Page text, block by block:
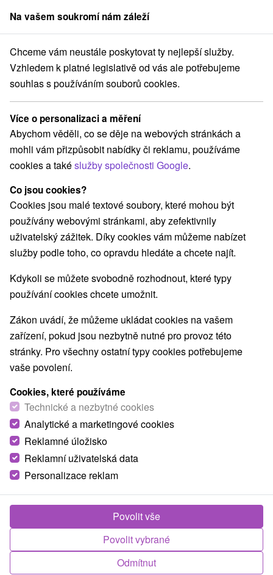
člen skupinySorger
Apartmány Východné Slovensko Košický kraj Košice - Juh
Apartmány Košice - Juh
Kategorie
Všechny kategorie
Hotely na Slovensku (1)
Apartmány(2) Penzióny(1) Ubytovne(1)
Vyberte lokalitu nebo termín
VŠECHNY NEJLEVNĚJŠÍ NEJDRAŽŠÍ PODLE
Apartmány Kukučín Košice - Juh
Luxusné ubytovanie len pár ulíc od historického centra
Košíc. Hostia si môžu zarezervovať 6...
Na vašem soukromí nám záleží
Chceme vám neustále poskytovat ty nejlepší služby.
Vzhledem k platné legislativě od vás ale potřebujeme
souhlas s používáním souborů cookies.
Více o personalizaci a měření
Abychom věděli, co se děje na webových stránkách a
mohli vám přizpůsobit nabídky či reklamu, používáme
cookies a takéslužby společnosti Google.
Co jsou cookies?
Cookies jsou malé textové soubory, které mohou být
používány webovými stránkami, aby zefektivnily
uživatelský zážitek. Díky cookies vám můžeme nabízet
služby podle toho, co opravdu hledáte a chcete najít.
Kdykoli se můžete svobodně rozhodnout, které typy
používání cookies chcete umožnit.
Zákon uvádí, že můžeme ukládat cookies na vašem
zařízení, pokud jsou nezbytně nutné pro provoz této
stránky. Pro všechny ostatní typy cookies potřebujeme
vaše povolení.
Cookies, které používáme
Technické a nezbytné cookies
Analytické a marketingové cookies
Reklamné úložisko
Reklamní uživatelská data
Personalizace reklam
Odmítnut
Povolit vybrané
Povolit vše